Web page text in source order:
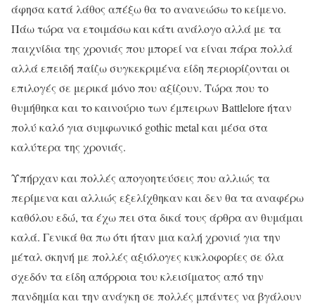
άφησα κατά λάθος απέξω θα το ανανεώσω το κείμενο.
Πάω τώρα να ετοιμάσω και κάτι ανάλογο αλλά με τα
παιχνίδια της χρονιάς που μπορεί να είναι πάρα πολλά
αλλά επειδή παίζω συγκεκριμένα είδη περιορίζονται οι
επιλογές σε μερικά μόνο που αξίζουν. Τώρα που το
θυμήθηκα και το καινούριο των έμπειρων Battlelore ήταν
πολύ καλό για συμφωνικό gothic metal και μέσα στα
καλύτερα της χρονιάς.
Υπήρχαν και πολλές απογοητεύσεις που αλλιώς τα
περίμενα και αλλιώς εξελίχθηκαν και δεν θα τα αναφέρω
καθόλου εδώ, τα έχω πει στα δικά τους άρθρα αν θυμάμαι
καλά. Γενικά θα πω ότι ήταν μια καλή χρονιά για την
μέταλ σκηνή με πολλές αξιόλογες κυκλοφορίες σε όλα
σχεδόν τα είδη απόρροια του κλεισίματος από την
πανδημία και την ανάγκη σε πολλές μπάντες να βγάλουν